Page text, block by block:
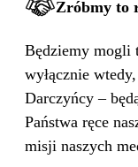
Zróbmy to
Będziemy mogli
wyłącznie
Darczyńcy –
Państwa ręce
misji naszych